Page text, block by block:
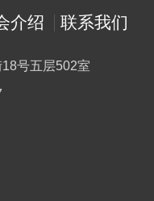
介绍 联系我们
号五层502室